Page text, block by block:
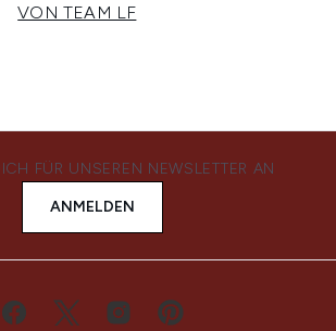
VON TEAM LF
FÜR UNSEREN NEWSLETTER AN
ANMELDEN